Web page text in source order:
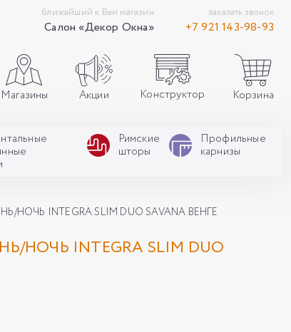
ближайший к Вам магазин
Салон «Декор Окна»
заказать звонок
+7 921 143-98-93
Магазины Акции Конструктор Корзина
Римские
шторы
Профильные
карнизы
INTEGRA SLIM DUO SAVANA ВЕНГЕ
INTEGRA SLIM DUO